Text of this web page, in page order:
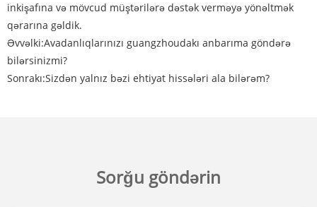
inkişafına və mövcud müştərilərə dəstək verməyə yönəltmək
qərarına gəldik.
Əvvəlki:Avadanlıqlarınızı guangzhoudakı anbarıma göndərə
bilərsinizmi?
Sonrakı:Sizdən yalnız bəzi ehtiyat hissələri ala bilərəm?
Sorğu göndərin